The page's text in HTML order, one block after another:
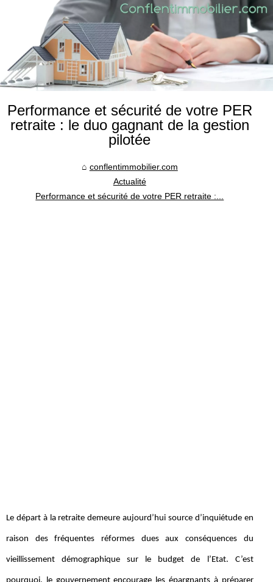
Performance et sécurité de votre PER
retraite : le duo gagnant de la gestion
pilotée
conflentimmobilier.com
Actualité
Performance et sécurité de votre PER retraite :...
Le départ à la retraite demeure aujourd’hui source d’inquiétude en
raison des fréquentes réformes dues aux conséquences du
vieillissement démographique sur le budget de l’Etat. C’est